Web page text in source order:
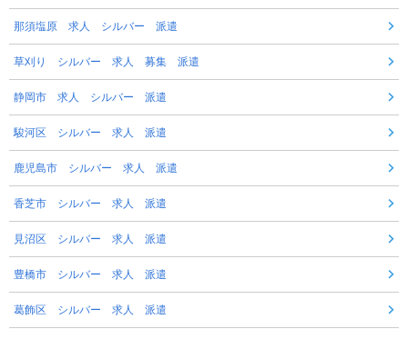
那須塩原 求人 シルバー 派遣
草刈り シルバー 求人 募集 派遣
静岡市 求人 シルバー 派遣
駿河区 シルバー 求人 派遣
鹿児島市 シルバー 求人 派遣
香芝市 シルバー 求人 派遣
見沼区 シルバー 求人 派遣
豊橋市 シルバー 求人 派遣
葛飾区 シルバー 求人 派遣